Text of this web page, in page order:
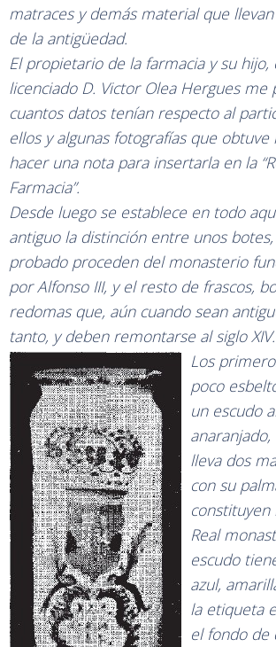
matraces y demás material que
de la antigüedad.
El propietario de la farmacia y su hijo,
licenciado D. Victor Olea Hergues
cuantos datos tenían respecto al
ellos y algunas fotografías que
hacer una nota para insertarla en la
Farmacia”.
Desde luego se establece en todo
antiguo la distinción entre unos
probado proceden del monasterio
por Alfonso III, y el resto de frascos,
redomas que, aún cuando sean
tanto, y deben remontarse al siglo XIV.
Los
poco
un escudo
lleva dos
con su
constituyen
Real
escudo
azul,
la etiqueta
el fondo de